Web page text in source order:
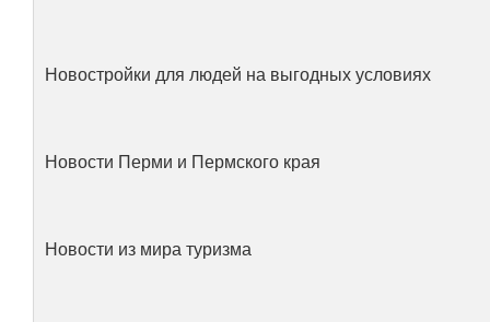
Новостройки для людей на выгодных условиях
Новости Перми и Пермского края
Новости из мира туризма